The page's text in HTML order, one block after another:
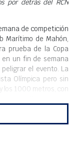
por detrás del RCN
de competición
Marítimo de Mahón,
prueba de la Copa
en un fin de semana
el evento. La
Olímpica pero sin
los 1000 metros, con